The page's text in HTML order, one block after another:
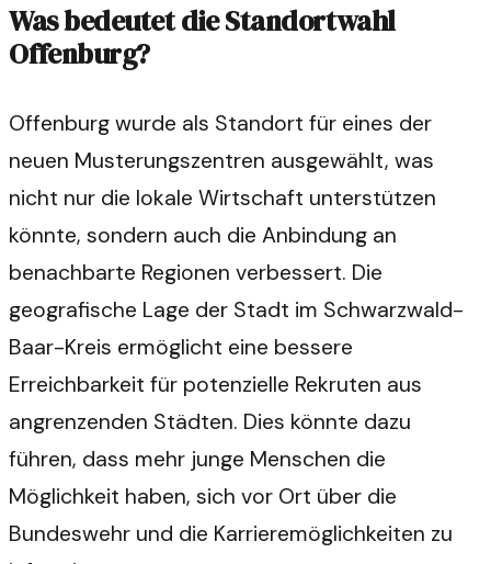
Was bedeutet die Standortwahl
Offenburg?
Offenburg wurde als Standort für eines der
neuen Musterungszentren ausgewählt, was
nicht nur die lokale Wirtschaft unterstützen
könnte, sondern auch die Anbindung an
benachbarte Regionen verbessert. Die
geografische Lage der Stadt im Schwarzwald-
Baar-Kreis ermöglicht eine bessere
Erreichbarkeit für potenzielle Rekruten aus
angrenzenden Städten. Dies könnte dazu
führen, dass mehr junge Menschen die
Möglichkeit haben, sich vor Ort über die
Bundeswehr und die Karrieremöglichkeiten zu